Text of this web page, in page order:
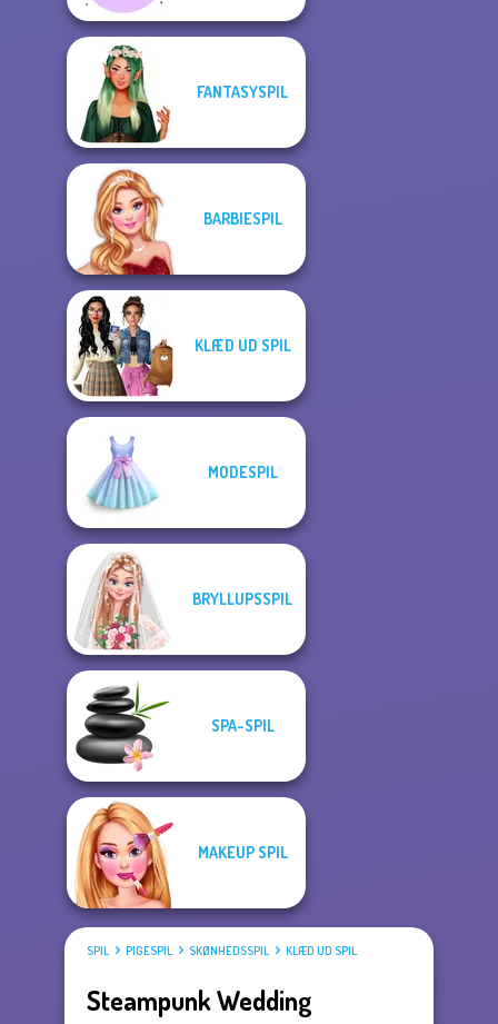
FANTASYSPIL
BARBIESPIL
KLÆD UD SPIL
MODESPIL
BRYLLUPSSPIL
SPA-SPIL
MAKEUP SPIL
SPIL PIGESPIL SKØNHEDSSPIL KLÆD UD SPIL
Steampunk Wedding